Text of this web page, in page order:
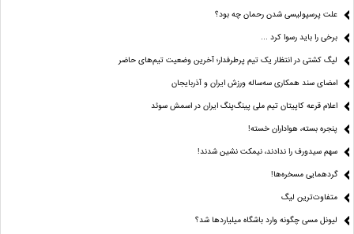
علت پرسپولیسی شدن رحمان چه بود؟
برخی را باید رسوا کرد …
لیگ کشتی در انتظار یک تیم پرطرفدار؛ آخرین وضعیت تیم‌های حاضر
امضای سند همکاری سه‌ساله ورزش ایران و آذربایجان
اعلام قرعه کاپیتان تیم ملی پینگ‌پنگ ایران در اسمش سوئد
پنجره بسته، هواداران خسته!
سهم سیدورف را ندادند، نیمکت نشین شدند!
گردهمایی مسخره‌ها!
متفاوت‌ترین لیگ
لیونل مسی چگونه وارد باشگاه میلیاردها شد؟